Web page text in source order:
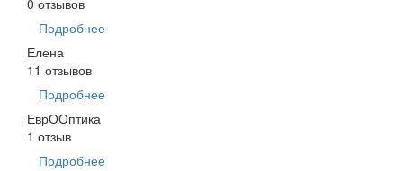
Подробнее
Елена
11 отзывов
Подробнее
ЕврООптика
1 отзыв
Подробнее